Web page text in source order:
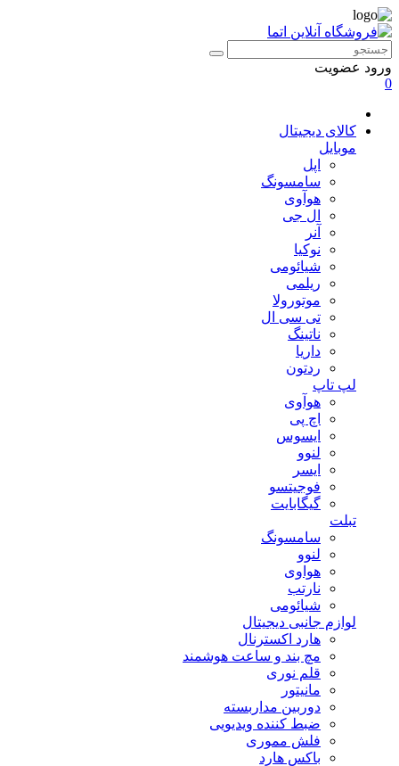
ورود عضویت
0
کالای دیجیتال
موبایل
اپل
سامسونگ
هوآوی
ال جی
آنر
نوکیا
شیائومی
ریلمی
موتورولا
تی سی ال
ناتینگ
داریا
ردتون
لپ تاپ
هوآوی
اچ پی
ایسوس
لنوو
ایسر
فوجیتسو
گیگابایت
تبلت
سامسونگ
لنوو
هواوی
نارتب
شیائومی
لوازم جانبی دیجیتال
هارد اکسترنال
مچ بند و ساعت هوشمند
قلم نوری
مانیتور
دوربین مداربسته
ضبط کننده ویدیویی
فلش مموری
باکس هارد